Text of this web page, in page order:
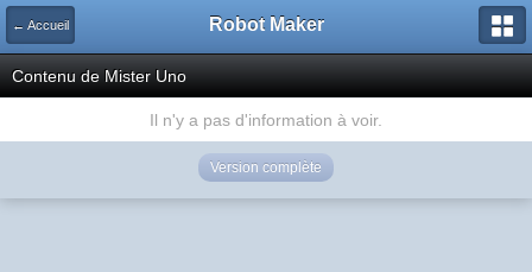
← Accueil Robot Maker
Contenu de Mister Uno
Il n'y a pas d'information à voir.
Version complète